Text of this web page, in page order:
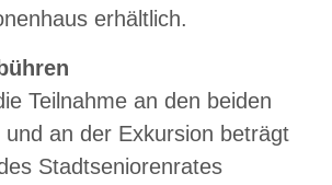
erhältlich.
Teilnahme an den beiden
an der Exkursion beträgt
Stadtseniorenrates